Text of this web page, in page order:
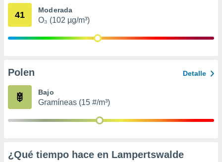
e
de
41 Moderada
O₃ (102 µg/m³)
Polen Detalle
Bajo
Gramíneas (15 #/m³)
¿Qué tiempo hace en Lampertswalde